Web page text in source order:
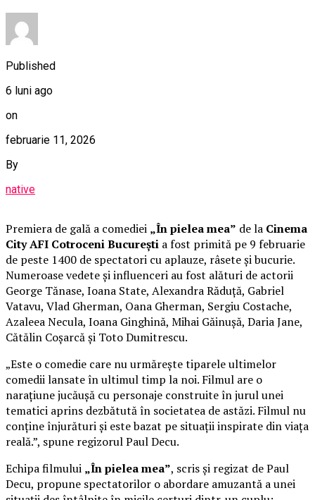
Published
6 luni ago
on
februarie 11, 2026
By
native
Premiera de gală a comediei „În pielea mea” de la Cinema
City AFI Cotroceni București a fost primită pe 9 februarie
de peste 1400 de spectatori cu aplauze, râsete și bucurie.
Numeroase vedete și influenceri au fost alături de actorii
George Tănase, Ioana State, Alexandra Răduță, Gabriel
Vatavu, Vlad Gherman, Oana Gherman, Sergiu Costache,
Azaleea Necula, Ioana Ginghină, Mihai Găinușă, Daria Jane,
Cătălin Coșarcă și Toto Dumitrescu.
„Este o comedie care nu urmărește tiparele ultimelor
comedii lansate în ultimul timp la noi. Filmul are o
narațiune jucăușă cu personaje construite în jurul unei
tematici aprins dezbătută în societatea de astăzi. Filmul nu
conține înjurături și este bazat pe situații inspirate din viața
reală.”, spune regizorul Paul Decu.
Echipa filmului „În pielea mea”, scris și regizat de Paul
Decu, propune spectatorilor o abordare amuzantă a unei